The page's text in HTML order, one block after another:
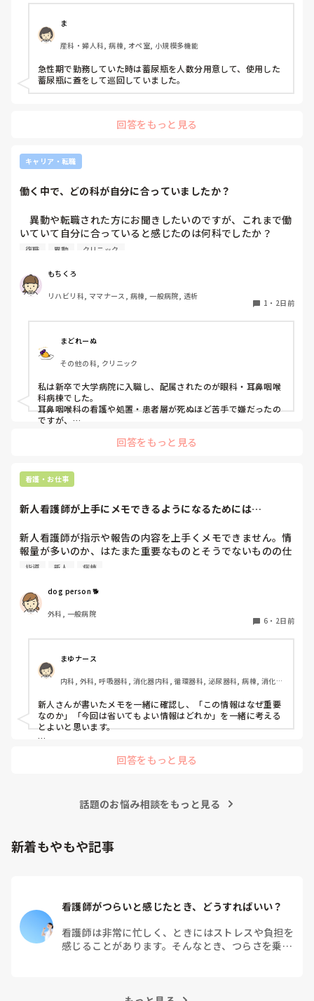
ットしワゴン下段に乗せて破棄していき最後まとめて汚物処
理室で破棄してたのでその方法はダメなのか？と疑問抱いて
ます。もちろん汚物見えないようワゴンにカバーする等対策
して。
皆さんの病棟ではどのような方法取られてますか？
ま
産科・婦人科, 病棟, オペ室, 小規模多機能
急性期で勤務していた時は蓄尿瓶を人数分用意して、使用した
蓄尿瓶に蓋をして巡回していました。
回答をもっと見る
キャリア・転職
働く中で、どの科が自分に合っていましたか？
異動や転職された方にお聞きしたいのですが、これまで働
いていて自分に合っていると感じたのは何科でしたか？
また、どんなところが合っていると感じましたか？
私はこれまで脳神経外科、リハビリ科、透析室と経験しまし
たが、どこもしっくり来なくて悩んでいます…。次回の転職
の参考にさせていただきたいです😭
復職 異動 クリニック
もちくろ
リハビリ科, ママナース, 病棟, 一般病院, 透析
1 ・ 2日前
まどれーぬ
その他の科, クリニック
私は新卒で大学病院に入職し、配属されたのが眼科・耳鼻咽喉
科病棟でした。
耳鼻咽喉科の看護や処置・患者層が死ぬほど苦手で嫌だったの
ですが、
棟に居続けることは不可能なので、
異動の声がかかる前に眼科クリニックに転職しました。
至る、という感じです。
回答をもっと見る
看護・お仕事
新人看護師が上手にメモできるようになるためには…
新人看護師が指示や報告の内容を上手くメモできません。情
報量が多いのか、はたまた重要なものとそうでないものの仕
分けができないのか…  肝心な事柄を逃してしまいます。何
示・報告するよう皆で努力しています。
指導 新人 病棟
dog person 🐕
外科, 一般病院
6 ・ 2日前
まゆナース
内科, 外科, 呼吸器科, 消化器内科, 循環器科, 泌尿器科, 病棟, 消化器
新人さんが書いたメモを一緒に確認し、「この情報はなぜ重要
なのか」「今回は省いてもよい情報はどれか」を一緒に考える
とよいと思います。
的に照らして振り返ることで、重要度を判断する力が少しずつ
回答をもっと見る
話題のお悩み相談をもっと見る
新着もやもや記事
看護師がつらいと感じたとき、どうすればいい？
看護師は非常に忙しく、ときにはストレスや負担を
感じることがあります。そんなとき、つらさを乗り